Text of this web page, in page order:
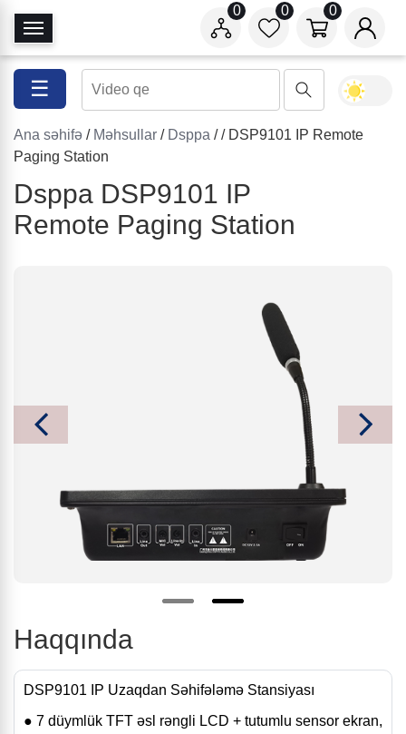
N
a
i
a
s
y
a
0
0
0
☰
Ana səhifə / Məhsullar / Dsppa // DSP9101 IP Remote
Paging Station
Dsppa DSP9101 IP
Remote Paging Station
Haqqında
DSP9101 IP Uzaqdan Səhifələmə Stansiyası
● 7 düymlük TFT əsl rəngli LCD + tutumlu sensor ekran,